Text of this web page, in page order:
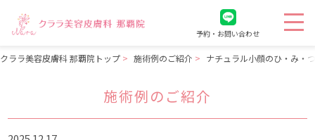
予約・お問い合わせ
クララ美容皮膚科 那覇院トップ 施術例のご紹介 ナチュラル小顔のひ・み・
施術例のご紹介